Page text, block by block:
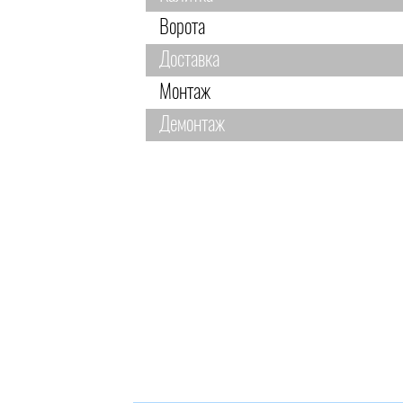
Ворота
Доставка
Монтаж
Демонтаж